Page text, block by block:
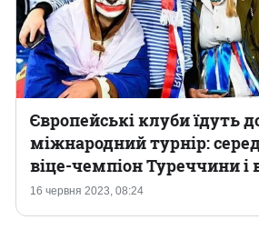
16 червня 2023, 08:24
Європейські клуби їдуть
міжнародний турнір:
віце-чемпіон Туреччини і